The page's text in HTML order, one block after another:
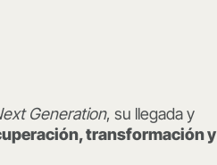
Generation, su llegada y
transformación y